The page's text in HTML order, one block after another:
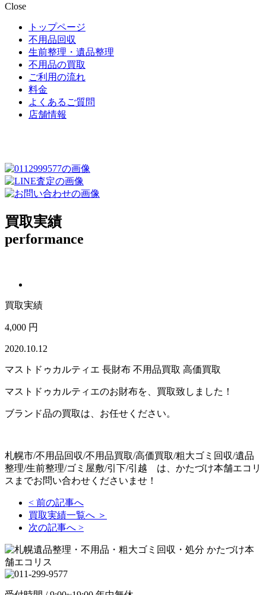
Close
トップページ
不用品回収
生前整理・遺品整理
不用品の買取
ご利用の流れ
料金
よくあるご質問
店舗情報
買取実績
performance
買取実績
4,000 円
2020.10.12
マストドゥカルティエ 長財布 不用品買取 高価買取
マストドゥカルティエのお財布を、買取致しました！
ブランド品の買取は、お任せください。
札幌市/不用品回収/不用品買取/高価買取/粗大ゴミ回収/遺品
整理/生前整理/ゴミ屋敷/引下/引越 は、かたづけ本舗エコリ
スまでお問い合わせくださいませ！
< 前の記事へ
買取実績一覧へ ＞
次の記事へ >